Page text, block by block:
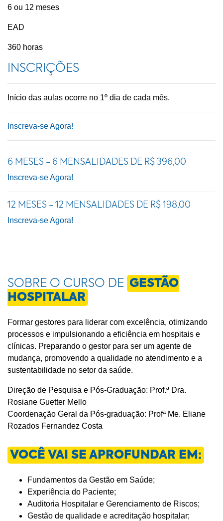
6 ou 12 meses
EAD
360 horas
INSCRIÇÕES
Início das aulas ocorre no 1º dia de cada mês.
Inscreva-se Agora!
6 MESES - 6 MENSALIDADES DE R$ 396,00
Inscreva-se Agora!
12 MESES - 12 MENSALIDADES DE R$ 198,00
Inscreva-se Agora!
SOBRE O CURSO DE GESTÃO
HOSPITALAR
Formar gestores para liderar com excelência, otimizando
processos e impulsionando a eficiência em hospitais e
clínicas. Preparando o gestor para ser um agente de
mudança, promovendo a qualidade no atendimento e a
sustentabilidade no setor da saúde.
Direção de Pesquisa e Pós-Graduação: Prof.ª Dra.
Rosiane Guetter Mello
Coordenação Geral da Pós-graduação: Profª Me. Eliane
Rozados Fernandez Costa
VOCÊ VAI SE APROFUNDAR EM:
Fundamentos da Gestão em Saúde;
Experiência do Paciente;
Auditoria Hospitalar e Gerenciamento de Riscos;
Gestão de qualidade e acreditação hospitalar;